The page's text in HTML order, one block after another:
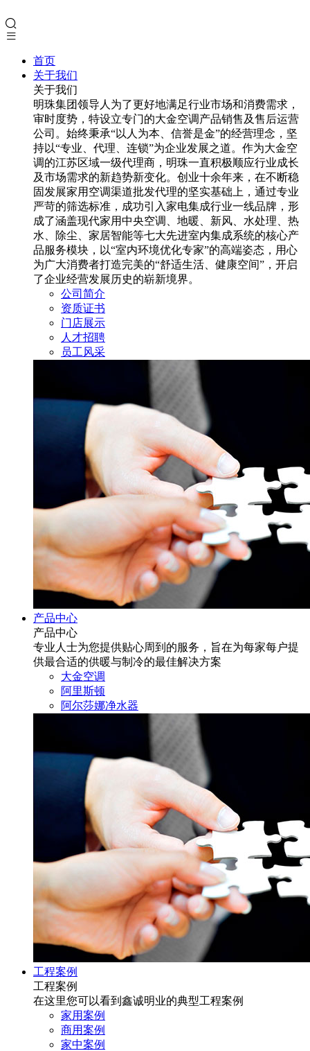
首页
关于我们
关于我们
明珠集团领导人为了更好地满足行业市场和消费需求，
审时度势，特设立专门的大金空调产品销售及售后运营
公司。始终秉承“以人为本、信誉是金”的经营理念，坚
持以“专业、代理、连锁”为企业发展之道。作为大金空
调的江苏区域一级代理商，明珠一直积极顺应行业成长
及市场需求的新趋势新变化。创业十余年来，在不断稳
固发展家用空调渠道批发代理的坚实基础上，通过专业
严苛的筛选标准，成功引入家电集成行业一线品牌，形
成了涵盖现代家用中央空调、地暖、新风、水处理、热
水、除尘、家居智能等七大先进室内集成系统的核心产
品服务模块，以“室内环境优化专家”的高端姿态，用心
为广大消费者打造完美的“舒适生活、健康空间”，开启
了企业经营发展历史的崭新境界。
公司简介
资质证书
门店展示
人才招聘
员工风采
产品中心
产品中心
专业人士为您提供贴心周到的服务，旨在为每家每户提
供最合适的供暖与制冷的最佳解决方案
大金空调
阿里斯顿
阿尔莎娜净水器
工程案例
工程案例
在这里您可以看到鑫诚明业的典型工程案例
家用案例
商用案例
家中案例